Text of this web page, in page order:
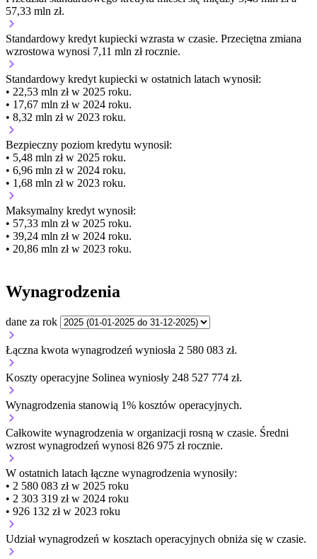
57,33 mln zł.
Standardowy kredyt kupiecki wzrasta w czasie. Przeciętna zmiana
wzrostowa wynosi 7,11 mln zł rocznie.
Standardowy kredyt kupiecki w ostatnich latach wynosił:
• 22,53 mln zł w 2025 roku.
• 17,67 mln zł w 2024 roku.
• 8,32 mln zł w 2023 roku.
Bezpieczny poziom kredytu wynosił:
• 5,48 mln zł w 2025 roku.
• 6,96 mln zł w 2024 roku.
• 1,68 mln zł w 2023 roku.
Maksymalny kredyt wynosił:
• 57,33 mln zł w 2025 roku.
• 39,24 mln zł w 2024 roku.
• 20,86 mln zł w 2023 roku.
Wynagrodzenia
dane za rok
Łączna kwota wynagrodzeń wyniosła 2 580 083 zł.
Koszty operacyjne Solinea wyniosły 248 527 774 zł.
Wynagrodzenia stanowią 1% kosztów operacyjnych.
Całkowite wynagrodzenia w organizacji rosną w czasie. Średni
wzrost wynagrodzeń wynosi 826 975 zł rocznie.
W ostatnich latach łączne wynagrodzenia wynosiły:
• 2 580 083 zł w 2025 roku
• 2 303 319 zł w 2024 roku
• 926 132 zł w 2023 roku
Udział wynagrodzeń w kosztach operacyjnych obniża się w czasie.